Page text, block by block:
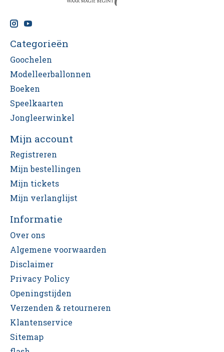
Categorieën
Goochelen
Modelleerballonnen
Boeken
Speelkaarten
Jongleerwinkel
Mijn account
Registreren
Mijn bestellingen
Mijn tickets
Mijn verlanglijst
Informatie
Over ons
Algemene voorwaarden
Disclaimer
Privacy Policy
Openingstijden
Verzenden & retourneren
Klantenservice
Sitemap